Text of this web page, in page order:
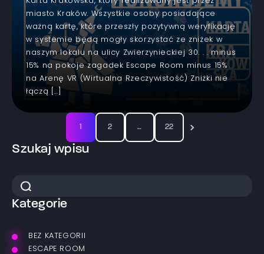
miasto Kraków. Wszystkie osoby posiadające
ważną kartę, które przeszły pozytywną weryfikację
w systemie będą mogły skorzystać ze zniżek w
naszym lokalu na ulicy Zwierzynieckiej 30. . . minus
15% na pokoje zagadek Escape Room minus 15%
na Arenę VR (Wirtualna Rzeczywistość) Zniżki nie
łączą […]
Stronicowanie
wpisów
2 … 22
Szukaj wpisu
Kategorie
BEZ KATEGORII
ESCAPE ROOM